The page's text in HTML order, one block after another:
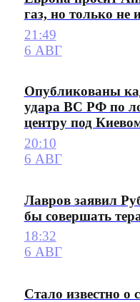
газ, но только не
21:49
6 АВГ
Опубликованы
удара ВС РФ по
центру под
20:10
6 АВГ
Лавров заявил
бы совершать
18:32
6 АВГ
Стало известно о